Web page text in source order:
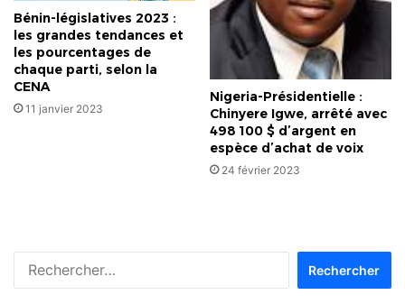
Bénin-législatives 2023 :
les grandes tendances et
les pourcentages de
chaque parti, selon la
CENA
11 janvier 2023
Nigeria-Présidentielle :
Chinyere Igwe, arrêté avec
498 100 $ d’argent en
espèce d’achat de voix
24 février 2023